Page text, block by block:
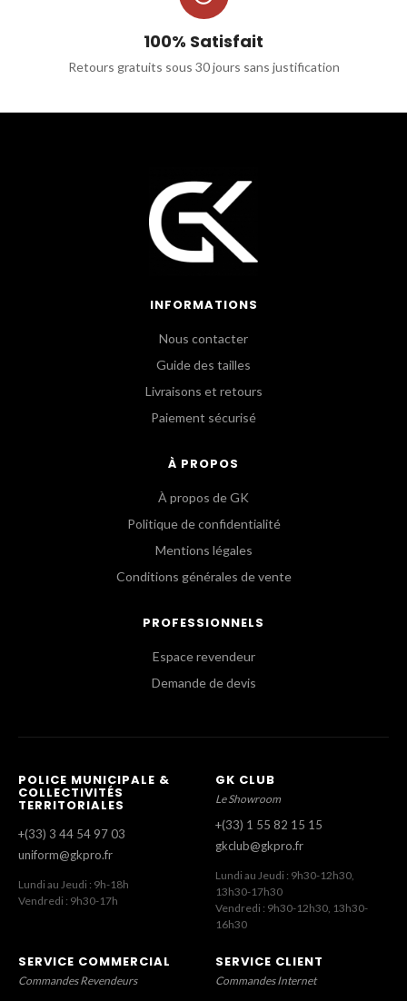
100% Satisfait
Retours gratuits sous 30 jours sans justification
INFORMATIONS
Nous contacter
Guide des tailles
Livraisons et retours
Paiement sécurisé
À PROPOS
À propos de GK
Politique de confidentialité
Mentions légales
Conditions générales de vente
PROFESSIONNELS
Espace revendeur
Demande de devis
POLICE MUNICIPALE &
COLLECTIVITÉS
TERRITORIALES
+(33) 3 44 54 97 03
uniform@gkpro.fr
Lundi au Jeudi : 9h-18h
Vendredi : 9h30-17h
GK CLUB
Le Showroom
+(33) 1 55 82 15 15
gkclub@gkpro.fr
Lundi au Jeudi : 9h30-12h30,
13h30-17h30
Vendredi : 9h30-12h30, 13h30-
16h30
SERVICE COMMERCIAL
Commandes Revendeurs
SERVICE CLIENT
Commandes Internet